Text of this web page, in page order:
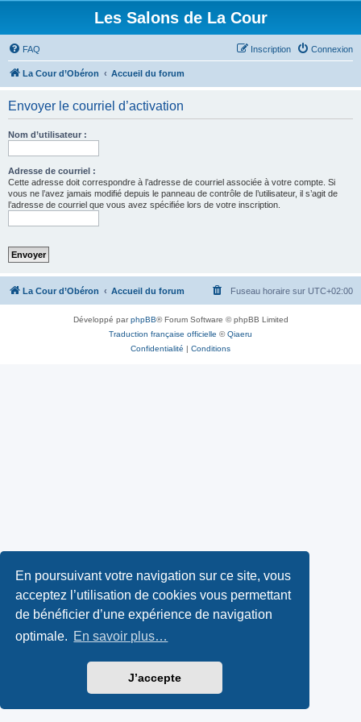
En poursuivant votre navigation sur ce site, vous
acceptez l’utilisation de cookies vous permettant
de bénéficier d’une expérience de navigation
optimale. En savoir plus…
J’accepte
Les Salons de La Cour
FAQ Connexion
Inscription
La Cour d’Obéron Accueil du forum
Envoyer le courriel d’activation
Nom d’utilisateur :
Adresse de courriel :
Cette adresse doit correspondre à l’adresse de courriel associée à votre compte. Si
vous ne l’avez jamais modifié depuis le panneau de contrôle de l’utilisateur, il s’agit de
l’adresse de courriel que vous avez spécifiée lors de votre inscription.
La Cour d’Obéron Accueil du forum Fuseau horaire sur UTC+02:00
Développé parphpBB® Forum Software © phpBB Limited
Traduction française officielle ©Qiaeru
Confidentialité | Conditions